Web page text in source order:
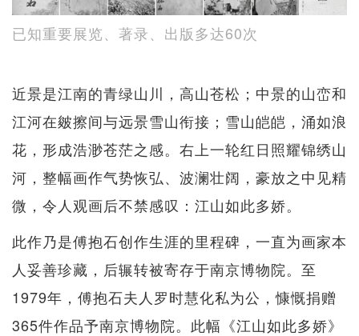
已知重要展览、著录、出版多达60次
近景是江南的青绿山川，高山苍松；中景的山峦和
江河在皴擦间与远景雪山衔接；雪山皑皑，涌如浪
花，形成浩渺苍茫之感。右上一轮红日照耀锦绣山
河，整幅画作气势恢弘、波澜壮阔，豪放之中见精
微，令人观画后不禁感叹：江山如此多娇。
此作乃是傅抱石创作生涯的里程碑，一直为画家本
人妥善珍藏，后辗转被寄存于南京博物院。至
1979年，傅抱石夫人罗时慧化私为公，慷慨捐赠
365件作品予南京博物院。此幅《江山如此多娇》